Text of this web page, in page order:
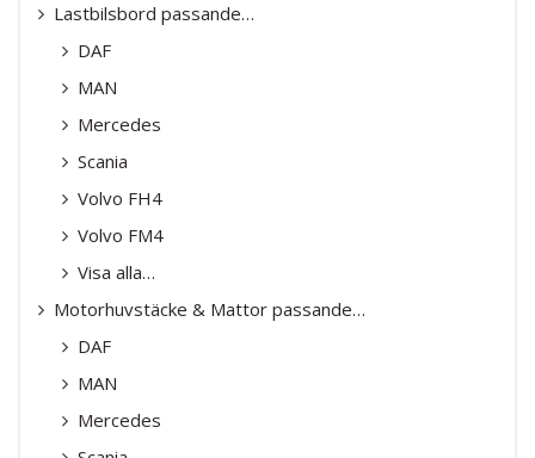
Lastbilsbord passande…
DAF
MAN
Mercedes
Scania
Volvo FH4
Volvo FM4
Visa alla…
Motorhuvstäcke & Mattor passande…
DAF
MAN
Mercedes